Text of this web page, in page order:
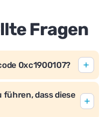
Fragen
0xc1900107?
führen, dass diese